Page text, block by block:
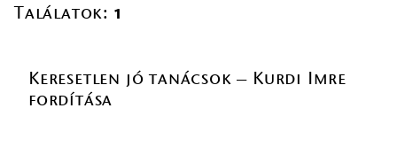
Találatok: 1
Keresetlen jó tanácsok – Kurdi Imre
fordítása